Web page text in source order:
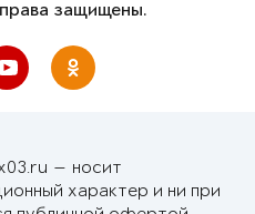
защищены.
— носит
характер и ни при